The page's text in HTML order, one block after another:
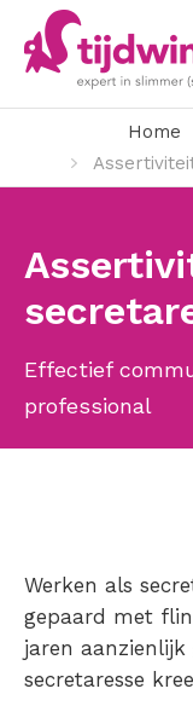
Home
Effectief
professional
Werken als
gepaard met
jaren
secretaresse